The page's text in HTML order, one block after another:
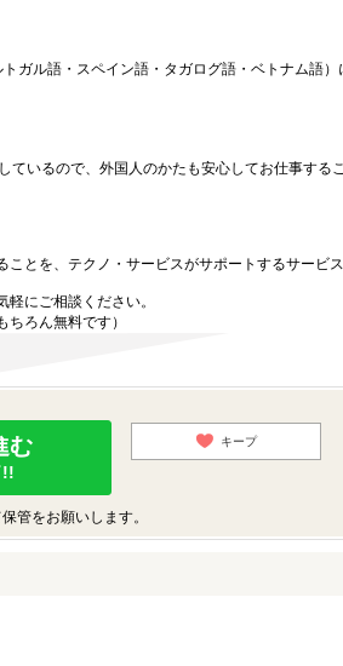
ガル語・スペイン語・タガログ語・ベトナム語）
いるので、外国人のかたも安心してお仕事する
とを、テクノ・サービスがサポートするサービ
にご相談ください。
ろん無料です）
む
!!
キープ
管をお願いします。